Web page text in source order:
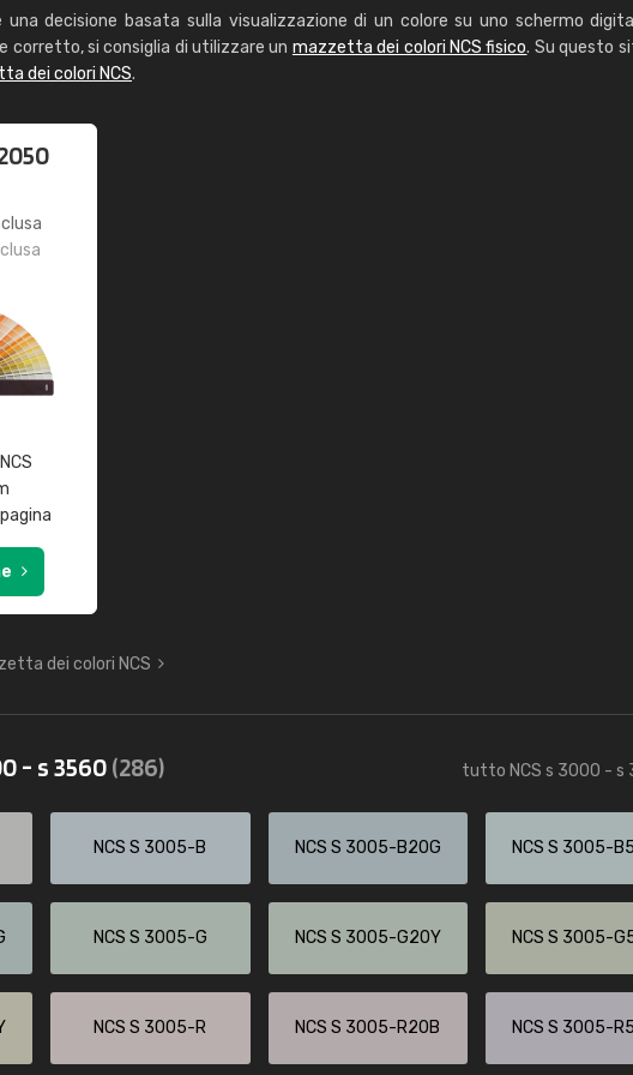
una decisione basata sulla visualizzazione di un colore su uno schermo
corretto, si consiglia di utilizzare un mazzetta dei colori NCS fisico. Su questo
dei colori NCS.
dei colori NCS
- s 3560(286) tutto NCS s 3000 - s
NCS S 3005-B NCS S 3005-B20G NCS S 3005-
NCS S 3005-G NCS S 3005-G20Y NCS S 3005-
NCS S 3005-R NCS S 3005-R20B NCS S 3005-